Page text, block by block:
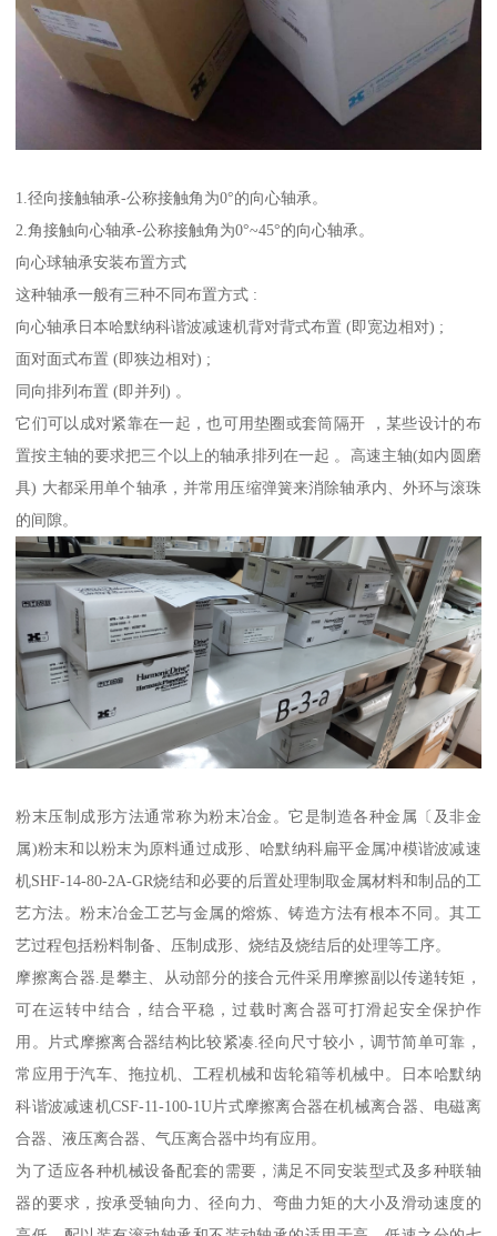
1.径向接触轴承-公称接触角为0°的向心轴承。
2.角接触向心轴承-公称接触角为0°~45°的向心轴承。
向心球轴承安装布置方式
这种轴承一般有三种不同布置方式 :
向心轴承日本哈默纳科谐波减速机背对背式布置 (即宽边相对) ;
面对面式布置 (即狭边相对) ;
同向排列布置 (即并列) 。
它们可以成对紧靠在一起，也可用垫圈或套筒隔开 ，某些设计的布
置按主轴的要求把三个以上的轴承排列在一起 。高速主轴(如内圆磨
具) 大都采用单个轴承，并常用压缩弹簧来消除轴承内、外环与滚珠
的间隙。
粉末压制成形方法通常称为粉末冶金。它是制造各种金属〔及非金
属)粉末和以粉末为原料通过成形、哈默纳科扁平金属冲模谐波减速
机SHF-14-80-2A-GR烧结和必要的后置处理制取金属材料和制品的工
艺方法。粉末冶金工艺与金属的熔炼、铸造方法有根本不同。其工
艺过程包括粉料制备、压制成形、烧结及烧结后的处理等工序。
摩擦离合器.是攀主、从动部分的接合元件采用摩擦副以传递转矩，
可在运转中结合，结合平稳，过载时离合器可打滑起安全保护作
用。片式摩擦离合器结构比较紧凑.径向尺寸较小，调节简单可靠，
常应用于汽车、拖拉机、工程机械和齿轮箱等机械中。日本哈默纳
科谐波减速机CSF-11-100-1U片式摩擦离合器在机械离合器、电磁离
合器、液压离合器、气压离合器中均有应用。
为了适应各种机械设备配套的需要，满足不同安装型式及多种联轴
器的要求，按承受轴向力、径向力、弯曲力矩的大小及滑动速度的